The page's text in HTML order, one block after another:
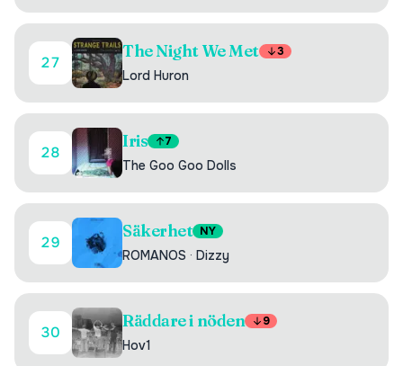
27
The Night We Met 3
Lord Huron
28
Iris 7
The Goo Goo Dolls
29
Säkerhet NY
ROMANOS · Dizzy
30
Räddare i nöden 9
Hov1